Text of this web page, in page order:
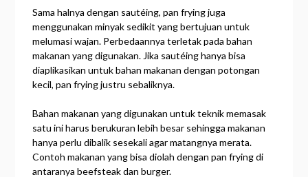
Sama halnya dengan sautéing, pan frying juga
menggunakan minyak sedikit yang bertujuan untuk
melumasi wajan. Perbedaannya terletak pada bahan
makanan yang digunakan. Jika sautéing hanya bisa
diaplikasikan untuk bahan makanan dengan potongan
kecil, pan frying justru sebaliknya.
Bahan makanan yang digunakan untuk teknik memasak
satu ini harus berukuran lebih besar sehingga makanan
hanya perlu dibalik sesekali agar matangnya merata.
Contoh makanan yang bisa diolah dengan pan frying di
antaranya beefsteak dan burger.